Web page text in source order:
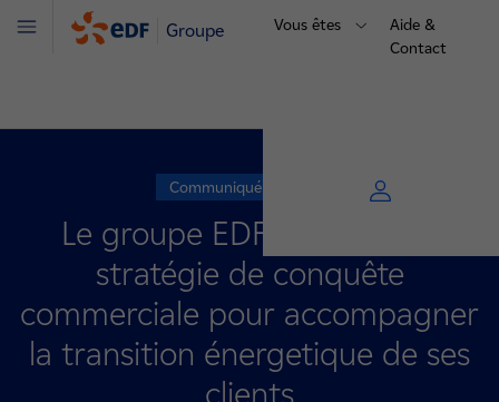
Groupe Vous êtes
Aide &
Contact
Menu
Communiqué de presse
Le groupe EDF présente sa
stratégie de conquête
commerciale pour accompagner
la transition énergetique de ses
clients